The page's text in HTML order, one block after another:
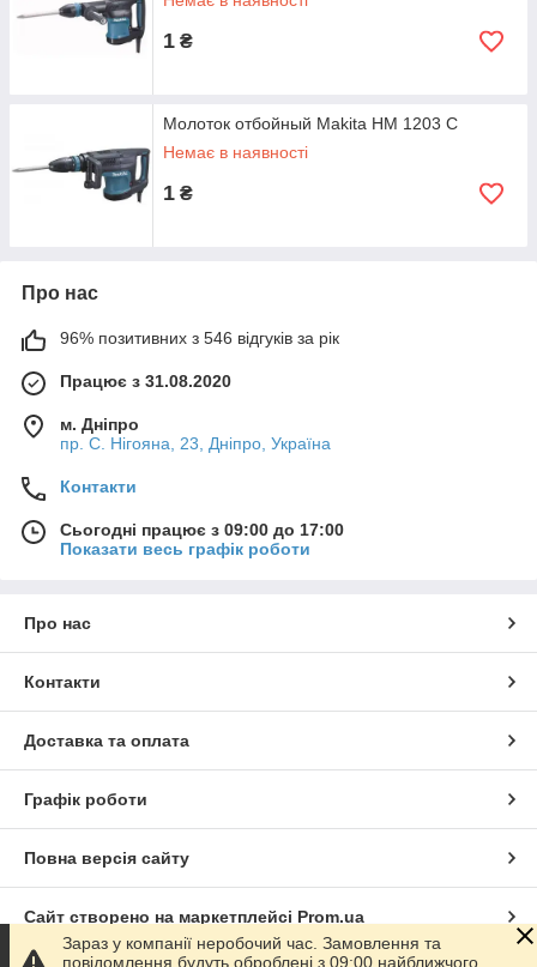
1 ₴
Молоток отбойный Makita HM 1203 C
Немає в наявності
1 ₴
Про нас
96% позитивних з 546 відгуків за рік
Працює з 31.08.2020
м. Дніпро
пр. С. Нігояна, 23, Дніпро, Україна
Контакти
Сьогодні працює з 09:00 до 17:00
Показати весь графік роботи
Про нас
Контакти
Доставка та оплата
Графік роботи
Повна версія сайту
Сайт створено на маркетплейсі Prom.ua
Зараз у компанії неробочий час. Замовлення та
повідомлення будуть оброблені з 09:00 найближчого